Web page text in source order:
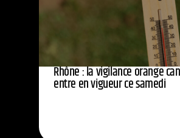
Rhône : la vigilance orange
entre en vigueur ce samedi